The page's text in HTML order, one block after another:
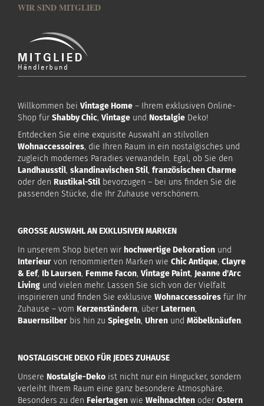
WIR SIND MITGLIED
Willkommen bei Vintage Home – Ihrem exklusiven Online-
Shop für Shabby Chic, Vintage und Nostalgie Deko!
Entdecken Sie eine exquisite Auswahl an stilvollen
Wohnaccessoires, die Ihren Raum in ein nostalgisches und
zugleich modernes Paradies verwandeln. Egal, ob Sie den
Landhausstil, skandinavischen Stil, französischen Charme
oder den Rustikal-Stil bevorzugen – bei uns finden Sie die
passenden Stücke, die Ihr Zuhause verschönern.
GROSSE AUSWAHL AN EXKLUSIVEN MARKEN
In unserem Shop bieten wir hochwertige Dekoration und
Interieur von renommierten Marken wie Chic Antique, Clayre
& Eef, Ib Laursen, Femme Facon, Vintage Paint, Jeanne d'Arc
Living und vielen mehr. Lassen Sie sich von der Vielfalt
inspirieren und finden Sie exklusive Wohnaccessoires für Ihr
Zuhause – vom Kerzenständern, über Laternen,
Bauernsilber bis hin zu Spiegeln, Uhren und Möbelknäufen.
NOSTALGISCHE DEKO FÜR JEDES ZUHAUSE
Unsere Nostalgie-Deko ist nicht nur ein Hingucker, sondern
verleiht Ihrem Raum eine ganz besondere Atmosphäre.
Besonders zu den Feiertagen wie Weihnachten oder Ostern